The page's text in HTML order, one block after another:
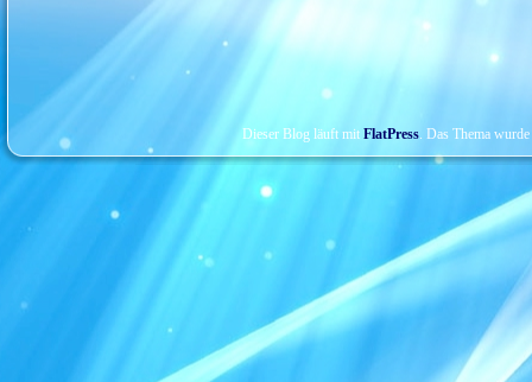
Dieser Blog läuft mit FlatPress. Das Thema